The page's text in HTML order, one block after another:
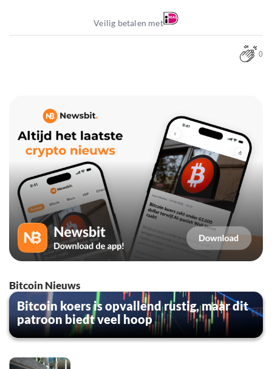
Veilig betalen met
0
Bitcoin Nieuws
Bitcoin koers is opvallend rustig, maar dit
patroon biedt veel hoop